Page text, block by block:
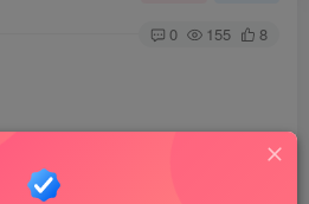
0 155 8
由度，它是易学、高效、精确的